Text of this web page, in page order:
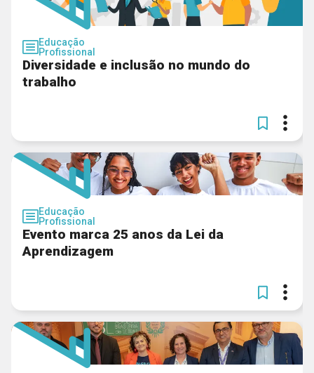
Educação
Profissional
Diversidade e inclusão no mundo do
trabalho
Educação
Profissional
Evento marca 25 anos da Lei da
Aprendizagem